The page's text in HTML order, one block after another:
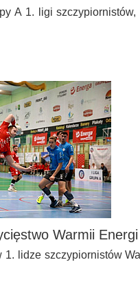
A 1. ligi
Warmii
1. lidze szczypiornistów